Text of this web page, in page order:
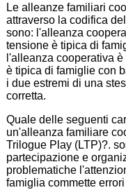
Le alleanze familiari
attraverso la codifica
sono: l'alleanza
tensione è tipica di
l'alleanza cooperativa
è tipica di famiglie con
i due estremi di una
corretta.
Quale delle seguenti
un'alleanza familiare
Trilogue Play (LTP)?.
partecipazione e
problematiche
famiglia commette